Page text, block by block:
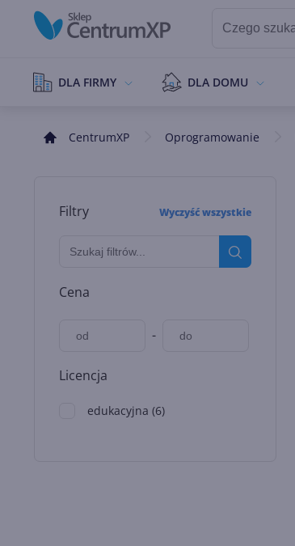
DLA FIRMY DLA DOMU
CentrumXP Oprogramowanie
Filtry Wyczyść wszystkie
Cena
-
Licencja
edukacyjna (6)